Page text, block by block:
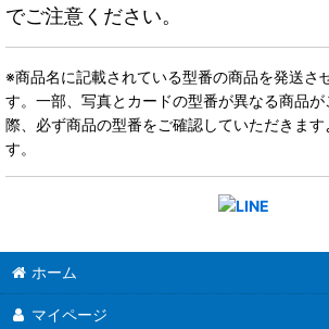
でご注意ください。
※商品名に記載されている型番の商品を発送さ
す。一部、写真とカードの型番が異なる商品
際、必ず商品の型番をご確認していただきます
す。
ホーム
マイページ